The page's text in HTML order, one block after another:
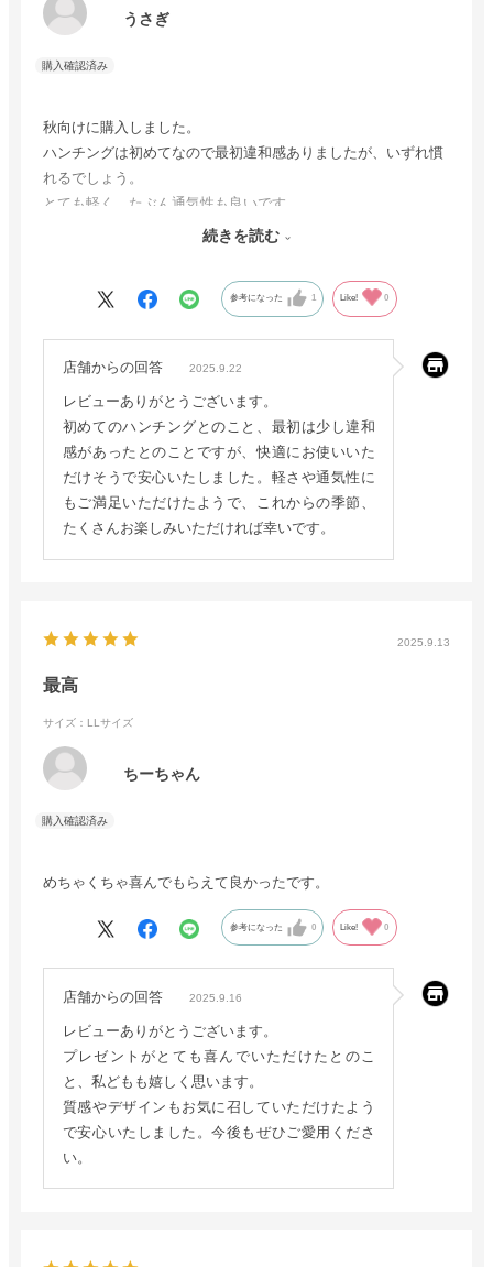
うさぎ
秋向けに購入しました。
ハンチングは初めてなので最初違和感ありましたが、いずれ慣
れるでしょう。
とても軽く、たぶん通気性も良いです。
これなら夏場でも使えそうな感じなので、冬以外は使い倒して
続きを読む
参考になった 1 Like! 0
店舗からの回答 2025.9.22
レビューありがとうございます。
初めてのハンチングとのこと、最初は少し違和
感があったとのことですが、快適にお使いいた
だけそうで安心いたしました。軽さや通気性に
もご満足いただけたようで、これからの季節、
たくさんお楽しみいただければ幸いです。
2025.9.13
最高
サイズ：LLサイズ
ちーちゃん
めちゃくちゃ喜んでもらえて良かったです。
参考になった 0 Like! 0
店舗からの回答 2025.9.16
レビューありがとうございます。
プレゼントがとても喜んでいただけたとのこ
と、私どもも嬉しく思います。
質感やデザインもお気に召していただけたよう
で安心いたしました。今後もぜひご愛用くださ
い。